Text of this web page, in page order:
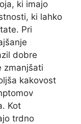
ki imajo
ki lahko
Pri
dobre
zmanjšati
kakovost
Kot
trdno